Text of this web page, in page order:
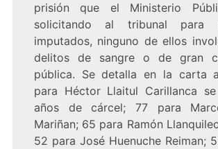
prisión que el Ministerio
solicitando al tribunal para
imputados, ninguno de ellos
delitos de sangre o de gran
pública. Se detalla en la carta
para Héctor Llaitul Carillanca
años de cárcel; 77 para
Mariñan; 65 para Ramón
52 para José Huenuche Reiman;